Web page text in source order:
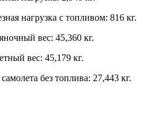
нагрузка с топливом: 816 кг.
вес: 45,360 кг.
вес: 45,179 кг.
без топлива: 27,443 кг.